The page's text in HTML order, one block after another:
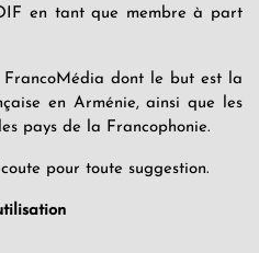
en tant que membre à part
dont le but est la
en Arménie, ainsi que les
pays de la Francophonie.
pour toute suggestion.